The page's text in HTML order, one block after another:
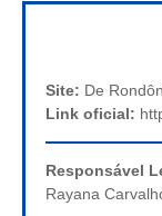
Site: De
Link oficial:
Responsável
Rayana